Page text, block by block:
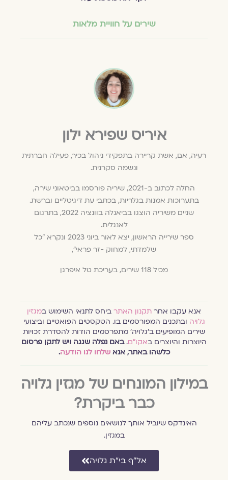
שירים על חוויית מלאות
איריס שפירא ילון
רעיה, אם, אשת קריירה בתפקידי ניהול בכיר, פעילה חברתית
ונשמה סקרנית.
החלה לכתוב ב-2021, שיריה פורסמו בביטאוני שירה,
בתערוכות אמנות בגלריות, בכתבי עת דיגיטליים וברשת.
שניים משיריה הוצגו בביאנלה בוונציה 2022, בתרגום
לאנגלית.
ספר שירייה הראשון, יצא לאור ביוני 2023 ונקרא "כל
שלמדתי, למחוק -זר פראי",
מכיל 118 שירים, בעריכת טל איפרגן
אנא עקבו אחרתקנון האתרביחס לתנאי השימוש ב מגזין
גלויהובתכנים המפורסמים בו. הטקסטים הפואטיים וביצועי
שירים המופיעים ב׳גלויה׳ מתפרסמים הודות להסדרת זכויות
היוצרות והיוצרים ב אקו״ם.באם נפלה שגגה ויש לתקן פרסום
כלשהו באתר, אנאשלחו לנו הודעה.
במילון המונחים של מגזין גלויה
כבר ביקרת?
האינדקס שיוביל אותך לנושאים נוספים שנכתב עליהם
במגזין.
אל״ף בי״ת גלויה